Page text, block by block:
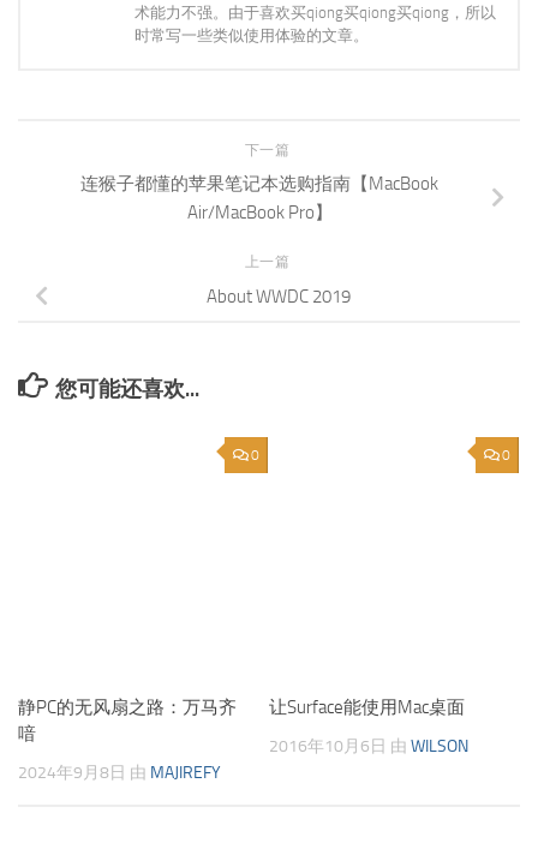
术能力不强。由于喜欢买qiong买qiong买qiong，所以
时常写一些类似使用体验的文章。
下一篇
连猴子都懂的苹果笔记本选购指南【MacBook
Air/MacBook Pro】
上一篇
About WWDC 2019
您可能还喜欢...
0
静PC的无风扇之路：万马齐
喑
2024年9月8日 由 MAJIREFY
0
让Surface能使用Mac桌面
2016年10月6日 由 WILSON